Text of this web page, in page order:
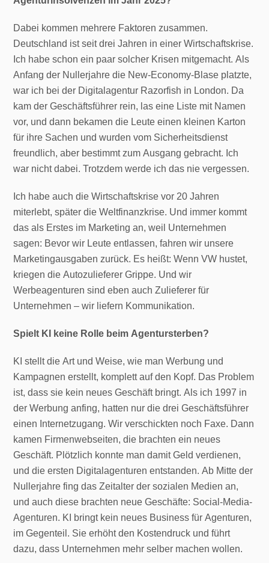
Dabei kommen mehrere Faktoren zusammen.
Deutschland ist seit drei Jahren in einer Wirtschaftskrise.
Ich habe schon ein paar solcher Krisen mitgemacht. Als
Anfang der Nullerjahre die New-Economy-Blase platzte,
war ich bei der Digitalagentur Razorfish in London. Da
kam der Geschäftsführer rein, las eine Liste mit Namen
vor, und dann bekamen die Leute einen kleinen Karton
für ihre Sachen und wurden vom Sicherheitsdienst
freundlich, aber bestimmt zum Ausgang gebracht. Ich
war nicht dabei. Trotzdem werde ich das nie vergessen.
Ich habe auch die Wirtschaftskrise vor 20 Jahren
miterlebt, später die Weltfinanzkrise. Und immer kommt
das als Erstes im Marketing an, weil Unternehmen
sagen: Bevor wir Leute entlassen, fahren wir unsere
Marketingausgaben zurück. Es heißt: Wenn VW hustet,
kriegen die Autozulieferer Grippe. Und wir
Werbeagenturen sind eben auch Zulieferer für
Unternehmen – wir liefern Kommunikation.
Spielt KI keine Rolle beim Agentursterben?
KI stellt die Art und Weise, wie man Werbung und
Kampagnen erstellt, komplett auf den Kopf. Das Problem
ist, dass sie kein neues Geschäft bringt. Als ich 1997 in
der Werbung anfing, hatten nur die drei Geschäftsführer
einen Internetzugang. Wir verschickten noch Faxe. Dann
kamen Firmenwebseiten, die brachten ein neues
Geschäft. Plötzlich konnte man damit Geld verdienen,
und die ersten Digitalagenturen entstanden. Ab Mitte der
Nullerjahre fing das Zeitalter der sozialen Medien an,
und auch diese brachten neue Geschäfte: Social-Media-
Agenturen. KI bringt kein neues Business für Agenturen,
im Gegenteil. Sie erhöht den Kostendruck und führt
dazu, dass Unternehmen mehr selber machen wollen.